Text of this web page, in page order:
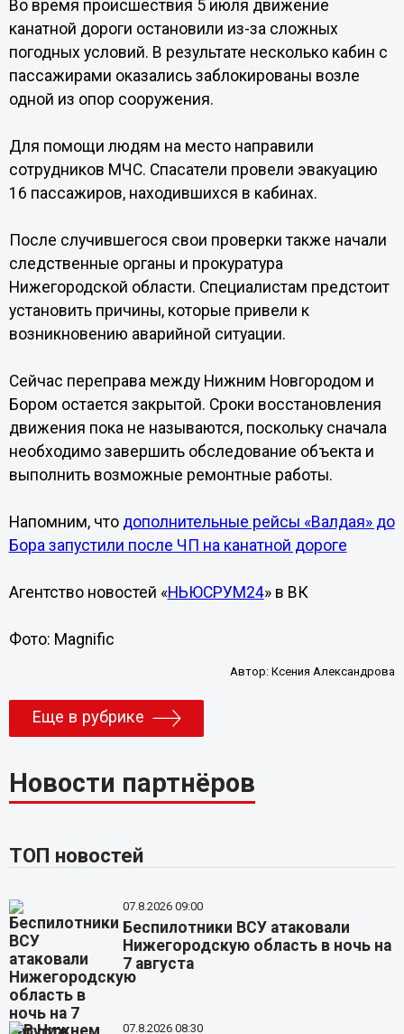
Во время происшествия 5 июля движение
канатной дороги остановили из-за сложных
погодных условий. В результате несколько кабин с
пассажирами оказались заблокированы возле
одной из опор сооружения.
Для помощи людям на место направили
сотрудников МЧС. Спасатели провели эвакуацию
16 пассажиров, находившихся в кабинах.
После случившегося свои проверки также начали
следственные органы и прокуратура
Нижегородской области. Специалистам предстоит
установить причины, которые привели к
возникновению аварийной ситуации.
Сейчас переправа между Нижним Новгородом и
Бором остается закрытой. Сроки восстановления
движения пока не называются, поскольку сначала
необходимо завершить обследование объекта и
выполнить возможные ремонтные работы.
Напомним, что дополнительные рейсы «Валдая» до
Бора запустили после ЧП на канатной дороге
Агентство новостей «НЬЮСРУМ24» в ВК
Фото: Magnific
Автор:Ксения Александрова
Еще в рубрике
Новости партнёров
ТОП новостей
07.8.2026 09:00
Беспилотники ВСУ атаковали
Нижегородскую область в ночь на
7 августа
07.8.2026 08:30